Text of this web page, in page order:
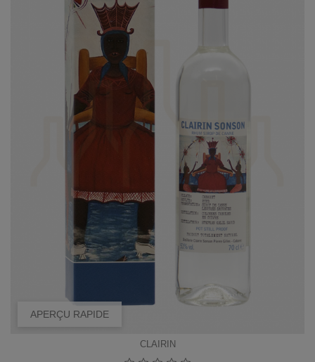
APERÇU RAPIDE
CLAIRIN